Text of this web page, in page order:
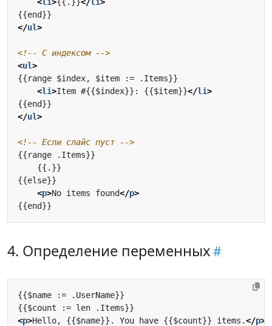
</ul>
<!-- С индексом -->
<ul>
<li>Item #{{$index}}: {{$item}}</li>
</ul>
<!-- Если слайс пуст -->
<p>No items found</p>
4. Определение переменных
<p>Hello, {{$name}}. You have {{$count}} items.</p>